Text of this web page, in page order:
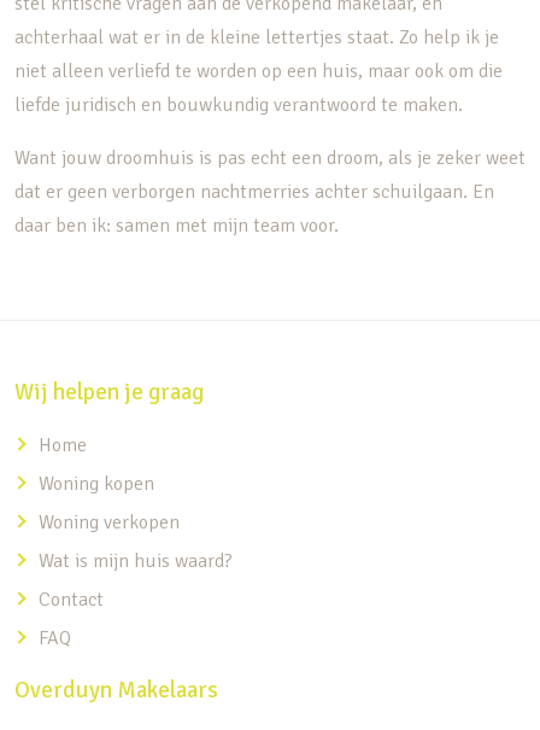
achterhaal wat er in de kleine lettertjes staat. Zo help ik je
niet alleen verliefd te worden op een huis, maar ook om die
liefde juridisch en bouwkundig verantwoord te maken.
Want jouw droomhuis is pas echt een droom, als je zeker weet
dat er geen verborgen nachtmerries achter schuilgaan. En
daar ben ik: samen met mijn team voor.
Wij helpen je graag
Home
Woning kopen
Woning verkopen
Wat is mijn huis waard?
Contact
FAQ
Overduyn Makelaars